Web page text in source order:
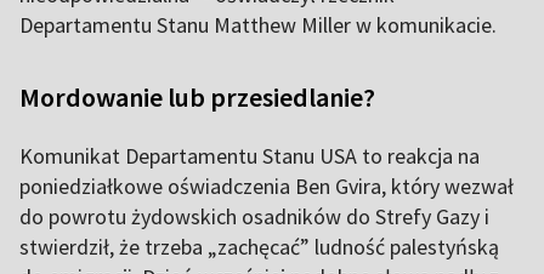
Departamentu Stanu Matthew Miller w komunikacie.
Mordowanie lub przesiedlanie?
Komunikat Departamentu Stanu USA to reakcja na
poniedziałkowe oświadczenia Ben Gvira, który wezwał
do powrotu żydowskich osadników do Strefy Gazy i
stwierdził, że trzeba „zachęcać” ludność palestyńską